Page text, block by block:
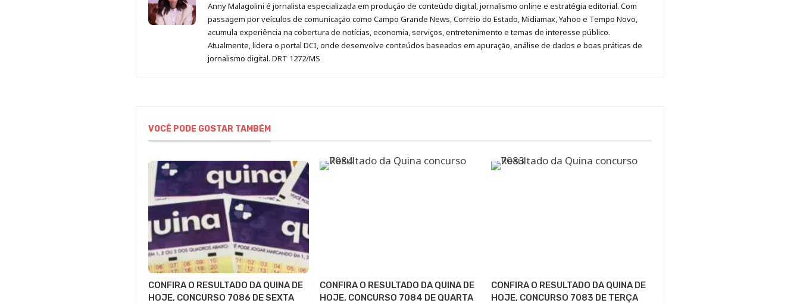
no
Pinterest
no
LinkedIn
no
Instagram
no
Facebook
Anny Malagolini é jornalista especializada em produção de conteúdo digital, jornalismo online e estratégia editorial. Com
passagem por veículos de comunicação como Campo Grande News, Correio do Estado, Midiamax, Yahoo e Tempo Novo,
acumula experiência na cobertura de notícias, economia, serviços, entretenimento e temas de interesse público.
Atualmente, lidera o portal DCI, onde desenvolve conteúdos baseados em apuração, análise de dados e boas práticas de
jornalismo digital. DRT 1272/MS
VOCÊ PODE GOSTAR TAMBÉM
CONFIRA O RESULTADO DA QUINA DE
HOJE, CONCURSO 7086 DE SEXTA
CONFIRA O RESULTADO DA QUINA DE
HOJE, CONCURSO 7084 DE QUARTA
CONFIRA O RESULTADO DA QUINA DE
HOJE, CONCURSO 7083 DE TERÇA